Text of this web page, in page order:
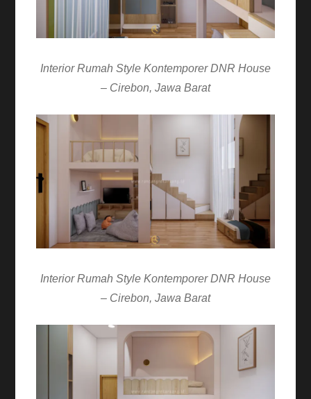
Interior Rumah Style Kontemporer DNR House
– Cirebon, Jawa Barat
Interior Rumah Style Kontemporer DNR House
– Cirebon, Jawa Barat